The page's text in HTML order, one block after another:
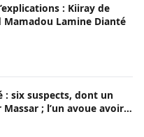
: Kiiray de
Lamine Dianté
: six suspects, dont un
Massar ; l’un avoue avoir